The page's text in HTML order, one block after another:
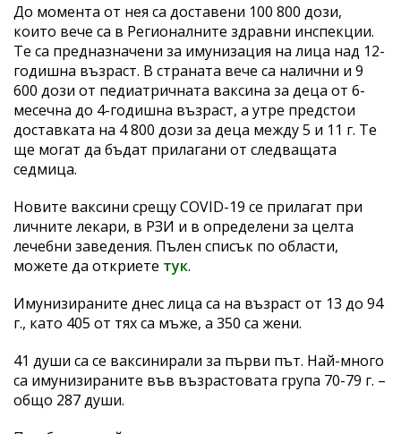
До момента от нея са доставени 100 800 дози,
които вече са в Регионалните здравни инспекции.
Те са предназначени за имунизация на лица над 12-
годишна възраст. В страната вече са налични и 9
600 дози от педиатричната ваксина за деца от 6-
месечна до 4-годишна възраст, а утре предстои
доставката на 4 800 дози за деца между 5 и 11 г. Те
ще могат да бъдат прилагани от следващата
седмица.
Новите ваксини срещу COVID-19 се прилагат при
личните лекари, в РЗИ и в определени за целта
лечебни заведения. Пълен списък по области,
можете да откриете тук.
Имунизираните днес лица са на възраст от 13 до 94
г., като 405 от тях са мъже, а 350 са жени.
41 души са се ваксинирали за първи път. Най-много
са имунизираните във възрастовата група 70-79 г. –
общо 287 души.